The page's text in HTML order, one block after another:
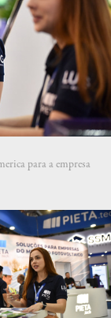
para a empresa